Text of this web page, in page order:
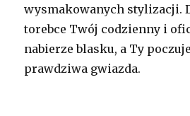
wysmakowanych stylizacji.
torebce Twój codzienny i
nabierze blasku, a Ty
prawdziwa gwiazda.